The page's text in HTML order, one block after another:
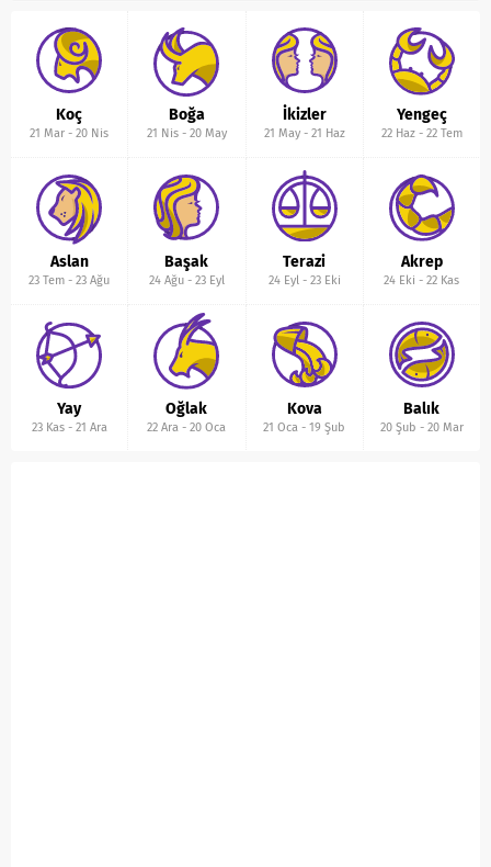
Koç
21 Mar -20 Nis
Boğa
21 Nis- 20 May
İkizler
21 May- 21 Haz
Yengeç
22 Haz- 22 Tem
Aslan
23 Tem -23 Ağu
Başak
24 Ağu- 23 Eyl
Terazi
24 Eyl- 23 Eki
Akrep
24 Eki -22 Kas
Yay
23 Kas- 21 Ara
Oğlak
22 Ara -20 Oca
Kova
21 Oca -19 Şub
Balık
20 Şub - 20 Mar